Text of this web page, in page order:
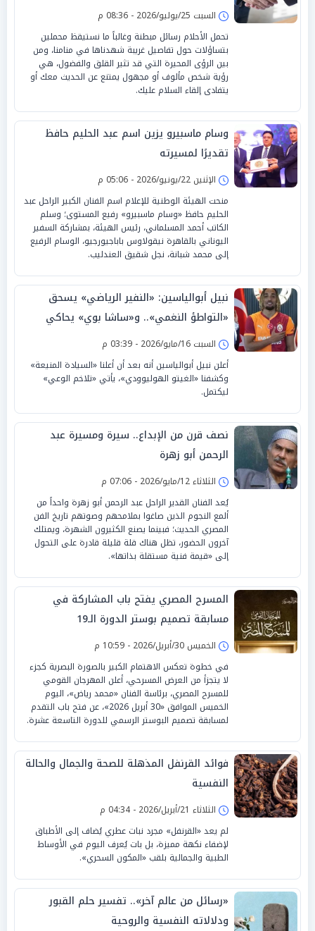
السبت 25/يوليو/2026 - 08:36 م
تحمل الأحلام رسائل مبطنة وغالباً ما نستيقظ محملين
بتساؤلات حول تفاصيل غريبة شهدناها في منامنا، ومن
بين الرؤى المحيرة التي قد تثير القلق والفضول، هي
رؤية شخص مألوف أو مجهول يمتنع عن الحديث معك أو
يتفادى إلقاء السلام عليك.
وسام ماسبيرو يزين اسم عبد الحليم حافظ
تقديرًا لمسيرته
الإثنين 22/يونيو/2026 - 05:06 م
منحت الهيئة الوطنية للإعلام اسم الفنان الكبير الراحل عبد
الحليم حافظ «وسام ماسبيرو» رفيع المستوى؛ وسلم
الكاتب أحمد المسلماني، رئيس الهيئة، بمشاركة السفير
اليوناني بالقاهرة نيقولاوس باباجيورجيو، الوسام الرفيع
إلى محمد شبانة، نجل شقيق العندليب.
نبيل أبوالياسين: «النفير الرياضي» يسحق
«التواطؤ النغمي».. و«ساشا بوي» يحاكي
يامال بـ«تلاخم الوعي»
السبت 16/مايو/2026 - 03:39 م
أعلن نبيل أبوالياسين أنه بعد أن أعلنا «السيادة المنيعة»
وكشفنا «الغيتو الهوليوودي»، يأتي «تلاخم الوعي»
ليكتمل.
نصف قرن من الإبداع.. سيرة ومسيرة عبد
الرحمن أبو زهرة
الثلاثاء 12/مايو/2026 - 07:06 م
يُعد الفنان القدير الراحل عبد الرحمن أبو زهرة واحداً من
ألمع النجوم الذين صاغوا بملامحهم وصوتهم تاريخ الفن
المصري الحديث؛ فبينما يصنع الكثيرون الشهرة، ويمتلك
آخرون الحضور، تظل هناك قلة قليلة قادرة على التحول
إلى «قيمة فنية مستقلة بذاتها».
المسرح المصري يفتح باب المشاركة في
مسابقة تصميم بوستر الدورة الـ19
الخميس 30/أبريل/2026 - 10:59 م
في خطوة تعكس الاهتمام الكبير بالصورة البصرية كجزء
لا يتجزأ من العرض المسرحي، أعلن المهرجان القومي
للمسرح المصري، برئاسة الفنان «محمد رياض»، اليوم
الخميس الموافق «30 أبريل 2026»، عن فتح باب التقدم
لمسابقة تصميم البوستر الرسمي للدورة التاسعة عشرة.
فوائد القرنفل المذهلة للصحة والجمال والحالة
النفسية
الثلاثاء 21/أبريل/2026 - 04:34 م
لم يعد «القرنفل» مجرد نبات عطري يُضاف إلى الأطباق
لإضفاء نكهة مميزة، بل بات يُعرف اليوم في الأوساط
الطبية والجمالية بلقب «المكون السحري».
«رسائل من عالم آخر».. تفسير حلم القبور
ودلالاته النفسية والروحية